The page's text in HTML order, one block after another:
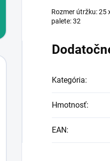
Rozmer útržku: 25
palete: 32
Kategória:
Hmotnosť:
EAN: